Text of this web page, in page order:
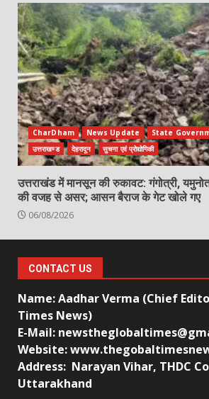
CharDham News Update State
उत्तराखण्ड
देहरादून सुचना एवं प्रोद्योगिकी
उत्तराखंड में मानसून की रुकावट: गंगोत्री,
की वजह से असर; आसन बैराज के गेट खोले गए
06/08/2026
CONTACT US
Name: Aadhar Verma (Chief
Times News)
E-Mail:
Website:
Address: Narayan Vihar, THDC
Uttarakhand